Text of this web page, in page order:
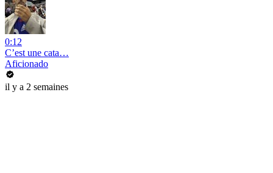
0:12
C’est une cata…
Aficionado
il y a 2 semaines